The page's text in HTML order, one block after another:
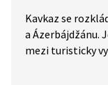
Kavkaz se
a Ázerbájdžánu.
mezi turisticky